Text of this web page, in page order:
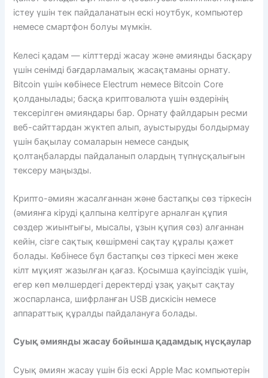
істеу үшін тек пайдаланатын ескі ноутбук, компьютер
немесе смартфон болуы мүмкін.
Келесі қадам — ​​кілттерді жасау және әмиянды басқару
үшін сенімді бағдарламалық жасақтаманы орнату.
Bitcoin үшін көбінесе Electrum немесе Bitcoin Core
қолданылады; басқа криптовалюта үшін өздерінің
тексерілген әмияндары бар. Орнату файлдарын ресми
веб-сайттардан жүктеп алып, ауыстыруды болдырмау
үшін бақылау сомаларын немесе сандық
қолтаңбаларды пайдаланып олардың түпнұсқалығын
тексеру маңызды.
Крипто-әмиян жасалғаннан және бастапқы сөз тіркесін
(әмиянға кіруді қалпына келтіруге арналған құпия
сөздер жиынтығы, мысалы, ұзын құпия сөз) алғаннан
кейін, сізге сақтық көшірмені сақтау құралы қажет
болады. Көбінесе бұл бастапқы сөз тіркесі мен жеке
кілт мұқият жазылған қағаз. Қосымша қауіпсіздік үшін,
егер көп мөлшердегі деректерді ұзақ уақыт сақтау
жоспарланса, шифрланған USB дискісін немесе
аппараттық құралды пайдалануға болады.
Суық әмиянды жасау бойынша қадамдық нұсқаулар
Суық әмиян жасау үшін біз ескі Apple Mac компьютерін